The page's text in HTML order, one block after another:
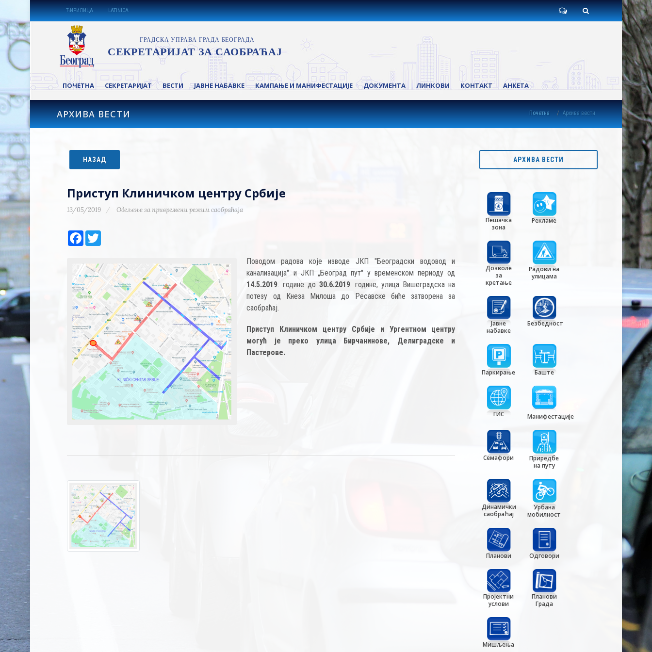
ЋИРИЛИЦА LATINICA
ПОЧЕТНА СЕКРЕТАРИЈАТ ВЕСТИ ЈАВНЕ НАБАВКЕ КАМПАЊЕ И МАНИФЕСТАЦИЈЕ ДОКУМЕНТА ЛИНКОВИ КОНТАКТ АНКЕТА
АРХИВА ВЕСТИ Почетна Архива вести
НАЗАД
Приступ Клиничком центру Србије
13/05/2019 Одељење за привремени режим саобраћаја
Facebook
Поводом радова које изводе ЈКП "Београдски водовод и
канализација" и ЈКП „Београд пут'' у временском периоду од
14.5.2019. године до 30.6.2019. године, улица Вишеградска на
потезу од Кнеза Милоша до Ресавске биће затворена за
саобраћај.
Приступ Клиничком центру Србије и Ургентном центру
могућ је преко улица Бирчанинове, Делиградске и
Пастерове.
АРХИВА ВЕСТИ
Пешачка
зона
Рекламе
Дозволе
за
кретање
Радови на
улицама
Јавне
набавке
Безбедност
Паркирање Баште
ГИС Манифестације
Семафори
Приредбе
на путу
Динамички
саобраћај
Урбана
мобилност
Планови Одговори
Пројектни
услови
Планови
Града
Мишљења